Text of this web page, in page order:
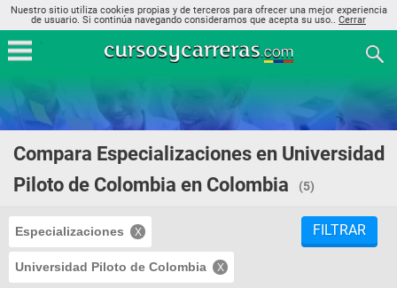
Nuestro sitio utiliza cookies propias y de terceros para ofrecer una mejor experiencia
de usuario. Si continúa navegando consideramos que acepta su uso.. Cerrar
Compara Especializaciones en Universidad
Piloto de Colombia en Colombia
(5)
Especializaciones
Universidad Piloto de Colombia
FILTRAR